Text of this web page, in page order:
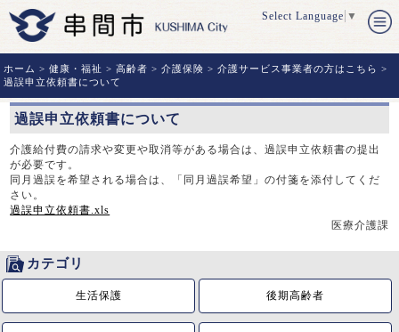
Select Language ▼
ホーム >健康・福祉 >高齢者 >介護保険 >介護サービス事業者の方はこちら >
過誤申立依頼書について
過誤申立依頼書について
介護給付費の請求や変更や取消等がある場合は、過誤申立依頼書の提出
が必要です。
同月過誤を希望される場合は、「同月過誤希望」の付箋を添付してくだ
さい。
過誤申立依頼書.xls
医療介護課
カテゴリ
生活保護 後期高齢者